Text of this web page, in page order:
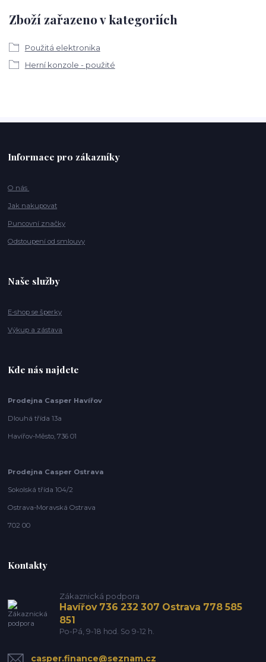
Zboží zařazeno v kategoriích
Použitá elektronika
Herní konzole - použité
Informace pro zákazníky
O nás
Jak nakupovat
Puncovní značky
Odstoupení od smlouvy
Naše služby
E-shop se šperky
Výkup a zástava
Kde nás najdete
Prodejna Casper Havířov
Dlouhá třída 13a
Havířov-Město, 736 01
Prodejna Casper Ostrava
Sokolská třída 104/2
Ostrava-Moravská Ostrava
702 00
Kontakty
Zákaznická podpora
Havířov 736 232 307 Ostrava 778 585
851
Po-Pá, 9-18 hod. So 9-12 h.
casper.finance@seznam.cz